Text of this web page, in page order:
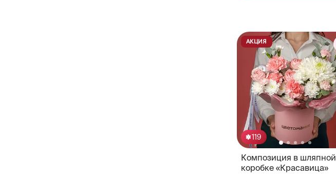
119
Композиция в шляпной
коробке «Красавица»
АКЦИЯ